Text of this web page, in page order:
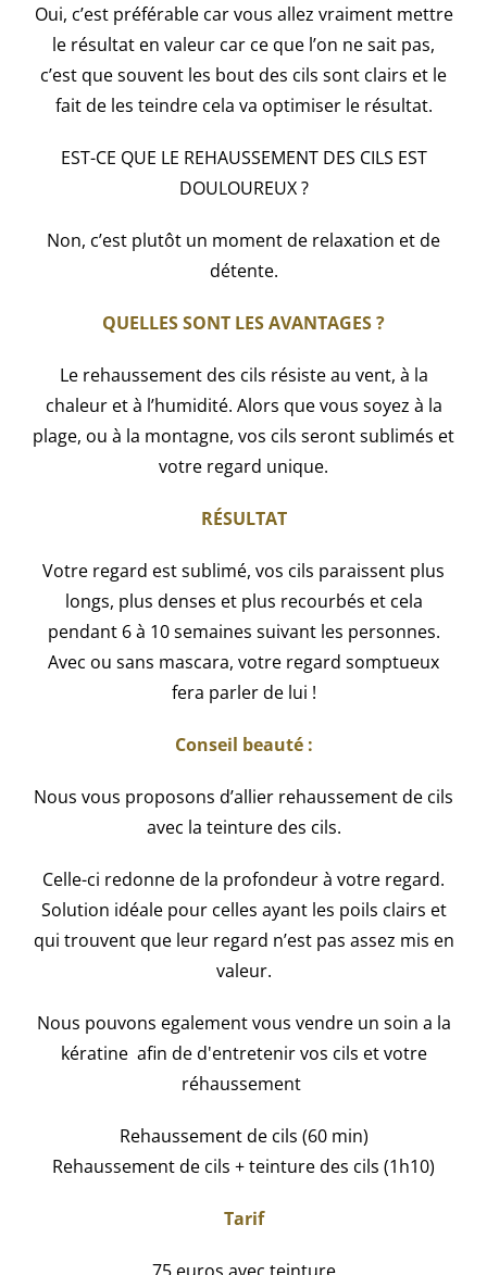
Oui, c’est préférable car vous allez vraiment mettre
le résultat en valeur car ce que l’on ne sait pas,
c’est que souvent les bout des cils sont clairs et le
fait de les teindre cela va optimiser le résultat.
EST-CE QUE LE REHAUSSEMENT DES CILS EST
DOULOUREUX ?
Non, c’est plutôt un moment de relaxation et de
détente.
QUELLES SONT LES AVANTAGES ?
Le rehaussement des cils résiste au vent, à la
chaleur et à l’humidité. Alors que vous soyez à la
plage, ou à la montagne, vos cils seront sublimés et
votre regard unique.
RÉSULTAT
Votre regard est sublimé, vos cils paraissent plus
longs, plus denses et plus recourbés et cela
pendant 6 à 10 semaines suivant les personnes.
Avec ou sans mascara, votre regard somptueux
fera parler de lui !
Conseil beauté :
Nous vous proposons d’allier rehaussement de cils
avec la teinture des cils.
Celle-ci redonne de la profondeur à votre regard.
Solution idéale pour celles ayant les poils clairs et
qui trouvent que leur regard n’est pas assez mis en
valeur.
Nous pouvons egalement vous vendre un soin a la
kératine afin de d'entretenir vos cils et votre
réhaussement
Rehaussement de cils (60 min)
Rehaussement de cils + teinture des cils (1h10)
Tarif